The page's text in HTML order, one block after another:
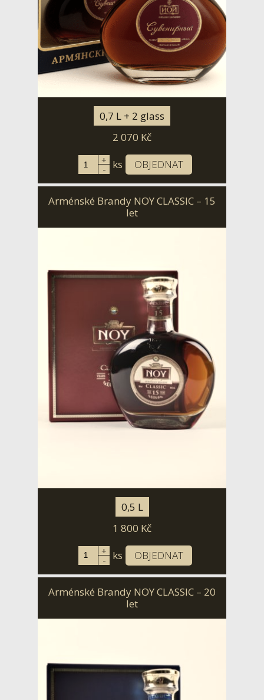
0,7 L + 2 glass
2 070 Kč
+
- ks OBJEDNAT
Arménské Brandy NOY CLASSIC – 15
let
0,5 L
1 800 Kč
+
- ks OBJEDNAT
Arménské Brandy NOY CLASSIC – 20
let